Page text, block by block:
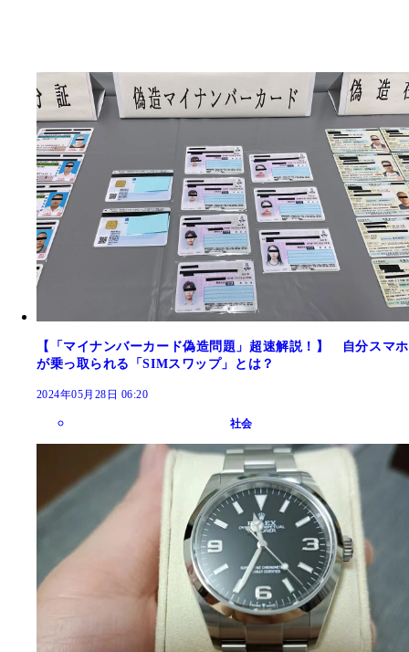
【「マイナンバーカード偽造問題」超速解説！】 自分スマホ
が乗っ取られる「SIMスワップ」とは？
2024年05月28日 06:20
社会